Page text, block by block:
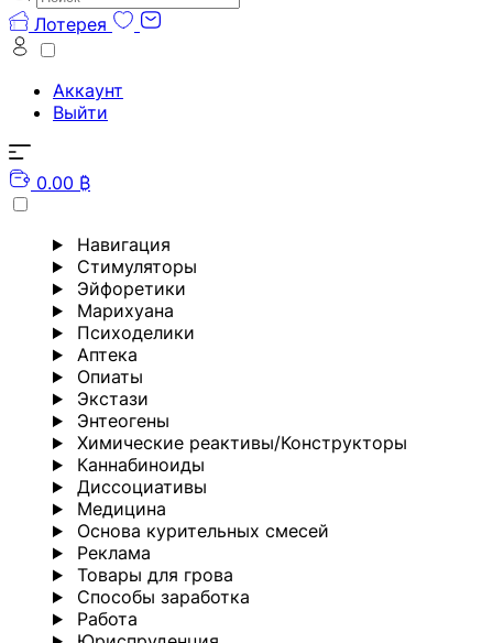
Лотерея
Аккаунт
Выйти
0.00 ₿
Навигация
Стимуляторы
Эйфоретики
Марихуана
Психоделики
Аптека
Опиаты
Экстази
Энтеогены
Химические реактивы/Конструкторы
Каннабиноиды
Диссоциативы
Медицина
Основа курительных смесей
Реклама
Товары для грова
Способы заработка
Работа